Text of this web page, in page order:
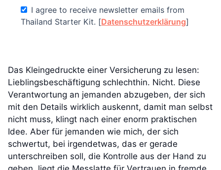
I agree to receive newsletter emails from
Thailand Starter Kit. [Datenschutzerklärung]
Das Kleingedruckte einer Versicherung zu lesen:
Lieblingsbeschäftigung schlechthin. Nicht. Diese
Verantwortung an jemanden abzugeben, der sich
mit den Details wirklich auskennt, damit man selbst
nicht muss, klingt nach einer enorm praktischen
Idee. Aber für jemanden wie mich, der sich
schwertut, bei irgendetwas, das er gerade
unterschreiben soll, die Kontrolle aus der Hand zu